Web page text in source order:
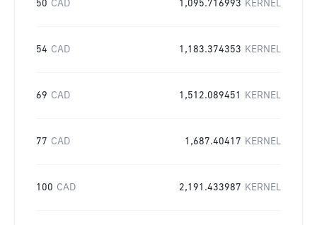
50 CAD 1,095.716993 KERNEL
54 CAD 1,183.374353 KERNEL
69 CAD 1,512.089451 KERNEL
77 CAD 1,687.40417 KERNEL
100 CAD 2,191.433987 KERNEL